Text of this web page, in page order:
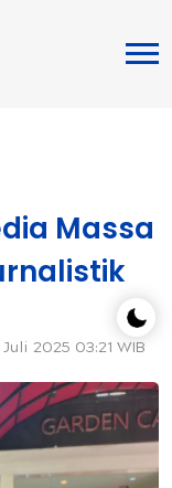
Massa
2025 03:21 WIB